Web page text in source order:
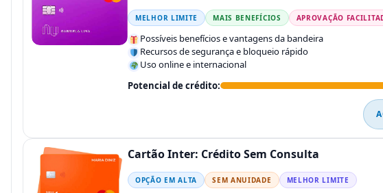
MELHOR LIMITE MAIS BENEFÍCIOS APROVAÇÃO
Possíveis benefícios e vantagens da bandeira
Recursos de segurança e bloqueio rápido
Uso online e internacional
Potencial de crédito:
Cartão Inter: Crédito Sem Consulta
OPÇÃO EM ALTA SEM ANUIDADE MELHOR LIMITE